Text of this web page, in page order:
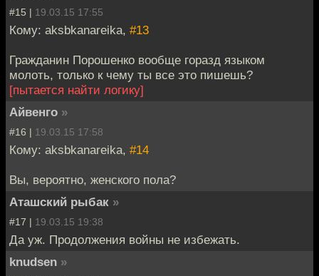
#15 | 19.03.15 17:55
Кому: aksbkanareika, #13
Гражданин Порошенко вообще горазд языком
молоть, только к чему ты все это пишешь?
[пытается найти логику]
Айвенго »
#16 | 19.03.15 17:58
Кому: aksbkanareika, #14
Вы, вероятно, женского пола?
Аташский рыбак »
#17 | 19.03.15 19:38
Да уж. Продолжения войны не избежать.
knudsen »